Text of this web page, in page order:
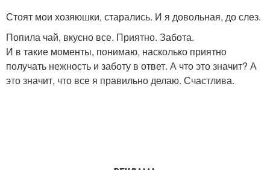
Стоят мои хозяюшки, старались. И я довольная, до слез.
Попила чай, вкусно все. Приятно. Забота.
И в такие моменты, понимаю, насколько приятно
получать нежность и заботу в ответ. А что это значит? А
это значит, что все я правильно делаю. Счастлива.